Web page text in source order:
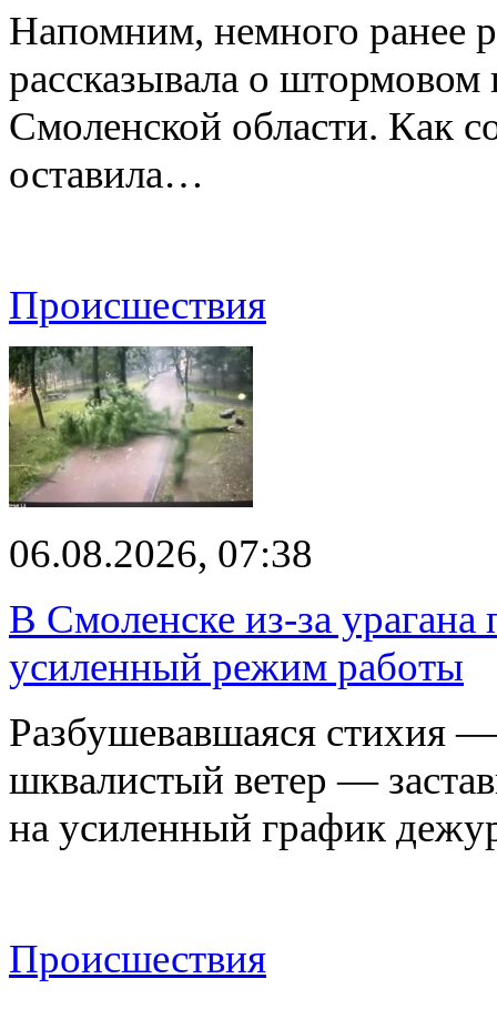
Напомним, немного ранее
рассказывала о
Смоленской области. Как
оставила…
Происшествия
06.08.2026, 07:38
В Смоленске из-за
усиленный режим работы
Разбушевавшаяся стихия
шквалистый ветер —
на усиленный график
Происшествия